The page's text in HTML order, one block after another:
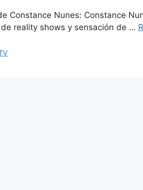
Constance Nunes: Constance
reality shows y sensación de …